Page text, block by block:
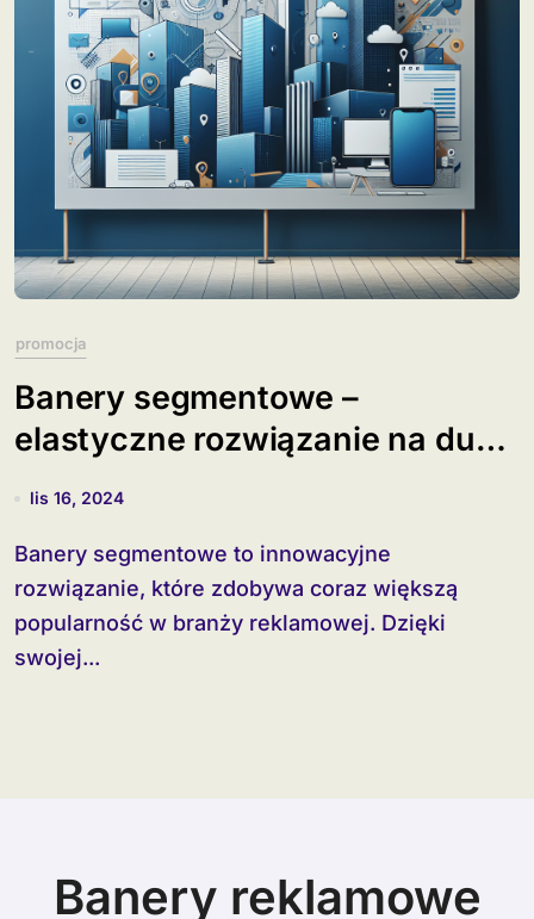
promocja
Banery segmentowe –
elastyczne rozwiązanie na duże
powierzchnie
lis 16, 2024
Banery segmentowe to innowacyjne
rozwiązanie, które zdobywa coraz większą
popularność w branży reklamowej. Dzięki
swojej...
Banery reklamowe